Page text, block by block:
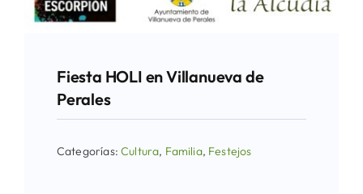
Fiesta HOLI en Villanueva de
Perales
Categorías:Cultura, Familia, Festejos